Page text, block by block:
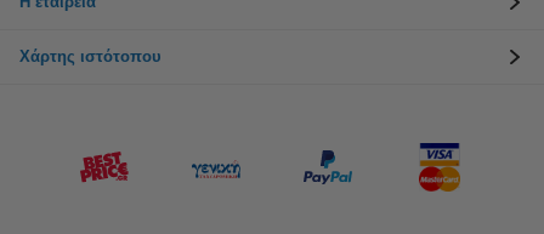
Χάρτης ιστότοπου